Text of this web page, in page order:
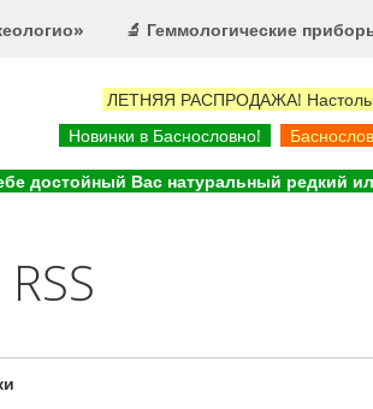
🔬 Геммологические
ЛЕТНЯЯ РАСПРОДАЖА!
Новинки в Баснословно!
достойный Вас натуральный редкий